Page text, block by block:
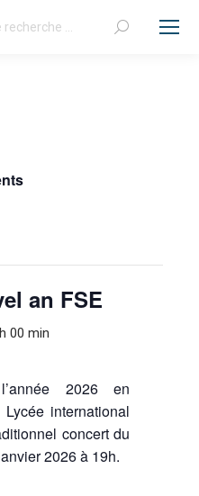
an FSE
00 min
2026 en
international
concert du
2026 à 19h.